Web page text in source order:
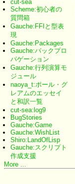
cut-sea
Scheme:初心者の
質問箱
Gauche:FFIと型表
現
Gauche:Packages
Gauche:バックプロ
パゲーション
Gauche:行列演算モ
ジュール
naoya_t:ポール・グ
レアムのエッセイ
と和訳一覧
cut-sea:log9
BugStories
Gauche:Game
Gauche:WishList
Shiro:LandOfLisp
Gauche:スクリプト
作成支援
More ...